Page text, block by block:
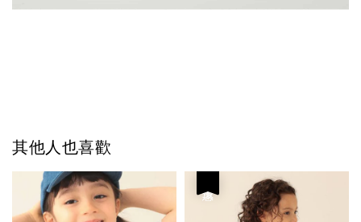
其他人也喜歡